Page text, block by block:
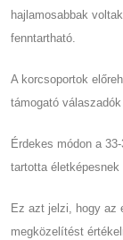
hajlamosabbak
fenntartható.
A korcsoportok
támogató
Érdekes módon a
tartotta
Ez azt jelzi, hogy az
megközelítést